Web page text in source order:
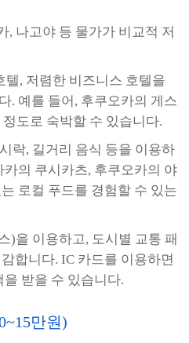
, 나고야 등 물가가 비교적 저
텔, 저렴한 비즈니스 호텔을
. 예를 들어, 후쿠오카의 게스
도로 숙박할 수 있습니다.
락, 길거리 음식 등을 이용하
의 쿠시카츠, 후쿠오카의 야
로컬 푸드를 경험할 수 있는
)을 이용하고, 도시별 교통 패
합니다. IC 카드를 이용하면
받을 수 있습니다.
만원)